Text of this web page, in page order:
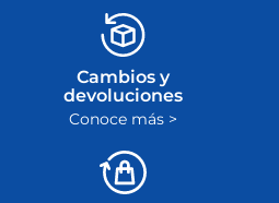
Cambios y
devoluciones
Conoce más >